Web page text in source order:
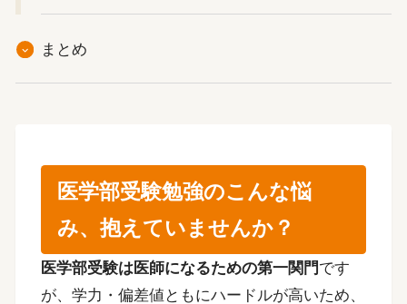
まとめ
医学部受験勉強のこんな悩
み、抱えていませんか？
医学部受験は医師になるための第一関門です
が、学力・偏差値ともにハードルが高いため、